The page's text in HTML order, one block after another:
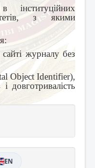
інституційних
з якими
журналу без
Object Identifier),
довготривалість
EN